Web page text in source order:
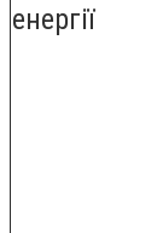
енергії